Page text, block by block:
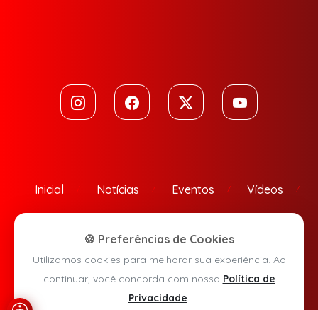
Inicial Notícias Eventos Vídeos
Política de Privacidade
🍪 Preferências de Cookies
Utilizamos cookies para melhorar sua experiência. Ao
continuar, você concorda com nossa Política de
Privacidade.